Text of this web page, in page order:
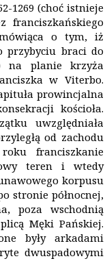
1269 (choć istnieje
franciszkańskiego
o tym, iż
przybyciu braci do
na planie krzyża
w Viterbo.
prowincjalna
kościoła.
uwzględniała
od zachodu
franciszkanie
teren i wtedy
korpusu
stronie północnej,
poza wschodnią
Męki Pańskiej.
były arkadami
dwuspadowymi